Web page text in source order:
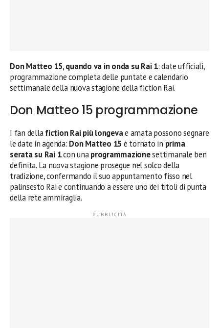
Don Matteo 15, quando va in onda su Rai 1: date ufficiali,
programmazione completa delle puntate e calendario
settimanale della nuova stagione della fiction Rai.
Don Matteo 15 programmazione
I fan dellafiction Rai più longevae amata possono segnare
le date in agenda: Don Matteo 15 è tornato in prima
serata su Rai 1con unaprogrammazionesettimanale ben
definita. La nuova stagione prosegue nel solco della
tradizione, confermando il suo appuntamento fisso nel
palinsesto Rai e continuando a essere uno dei titoli di punta
della rete ammiraglia.